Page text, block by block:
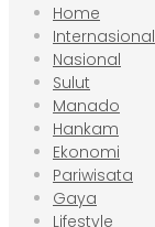
Home
Internasional
Nasional
Sulut
Manado
Hankam
Ekonomi
Pariwisata
Gaya
Lifestyle